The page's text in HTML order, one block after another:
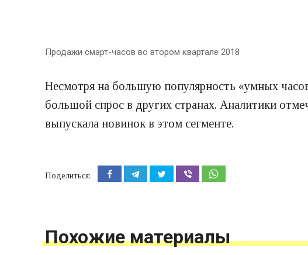
Продажи смарт-часов во втором квартале 2018
Несмотря на большую популярность «умных
большой спрос в других странах. Аналитики
выпускала новинок в этом сегменте.
Поделиться:
Похожие материалы